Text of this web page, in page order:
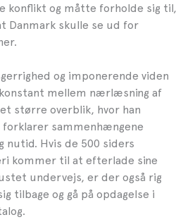
konflikt og måtte forholde sig til,
Danmark skulle se ud for
og imponerende viden
mellem nærlæsning af
større overblik, hvor han
sammenhængene
nutid. Hvis de 500 siders
kommer til at efterlade sine
undervejs, er der også rig
tilbage og gå på opdagelse i